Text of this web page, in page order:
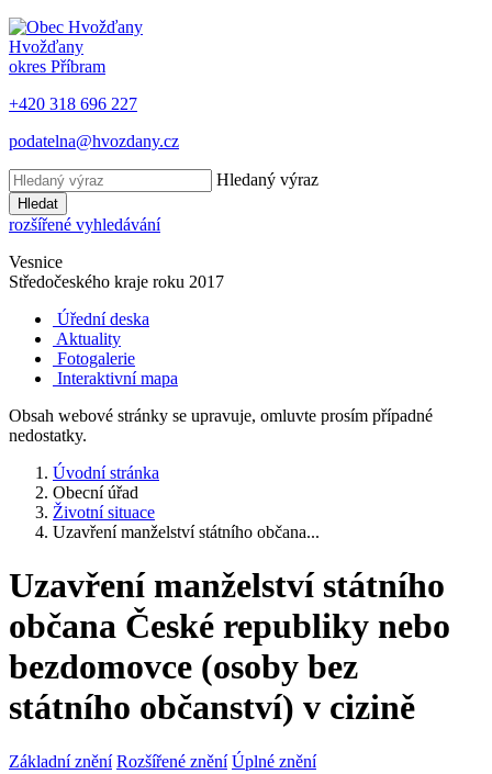
Hvožďany
okres Příbram
+420 318 696 227
podatelna@hvozdany.cz
Hledaný výraz
Hledat
rozšířené vyhledávání
Vesnice
Středočeského kraje roku 2017
Úřední deska
Aktuality
Fotogalerie
Interaktivní mapa
Obsah webové stránky se upravuje, omluvte prosím případné
nedostatky.
Úvodní stránka
Obecní úřad
Životní situace
Uzavření manželství státního občana...
Uzavření manželství státního
občana České republiky nebo
bezdomovce (osoby bez
státního občanství) v cizině
Základní znění Rozšířené znění Úplné znění